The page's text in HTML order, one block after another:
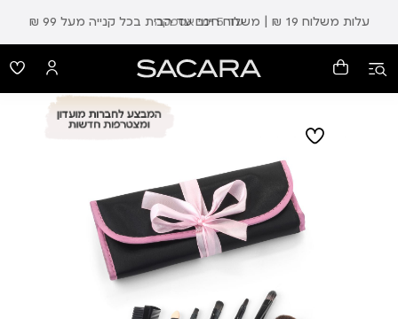
עלות משלוח 19 ₪ | משלוח חינם עד הבית בכל קנייה מעל 99 ₪ עד 5 ימי אספקה